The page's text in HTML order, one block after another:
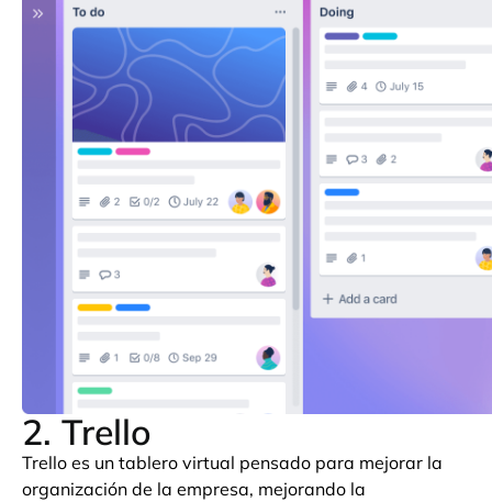
2. Trello
Trello es un tablero virtual pensado para mejorar la
organización de la empresa, mejorando la